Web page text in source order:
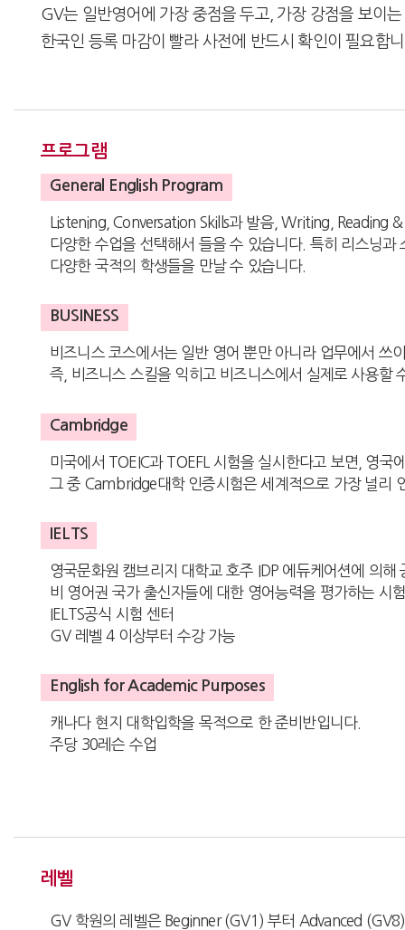
GV는 일반영어에 가장 중점을 두고, 가장 강점을 보이
한국인 등록 마감이 빨라 사전에 반드시 확인이 필요합
프로그램
General English Program
Listening, Conversation Skills과 발음, Writing, Reading
다양한 수업을 선택해서 들을 수 있습니다. 특히 리스닝
다양한 국적의 학생들을 만날 수 있습니다.
BUSINESS
비즈니스 코스에서는 일반 영어 뿐만 아니라 업무에서 쓰
즉, 비즈니스 스킬을 익히고 비즈니스에서 실제로 사용할
Cambridge
미국에서 TOEIC과 TOEFL 시험을 실시한다고 보면, 영
그 중 Cambridge대학 인증시험은 세계적으로 가장 널리
IELTS
영국문화원 캠브리지 대학교 호주 IDP 에듀케어션에 의
비 영어권 국가 출신자들에 대한 영어능력을 평가하는 시
IELTS공식 시험 센터
GV 레벨 4 이상부터 수강 가능
English for Academic Purposes
캐나다 현지 대학입학을 목적으로 한 준비반입니다.
주당 30레슨 수업
레벨
GV 학원의 레벨은 Beginner (GV1) 부터 Advanced